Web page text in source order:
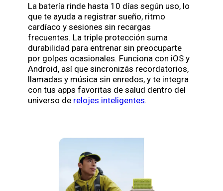
La batería rinde hasta 10 días según uso, lo
que te ayuda a registrar sueño, ritmo
cardíaco y sesiones sin recargas
frecuentes. La triple protección suma
durabilidad para entrenar sin preocuparte
por golpes ocasionales. Funciona con iOS y
Android, así que sincronizás recordatorios,
llamadas y música sin enredos, y te integra
con tus apps favoritas de salud dentro del
universo de relojes inteligentes.